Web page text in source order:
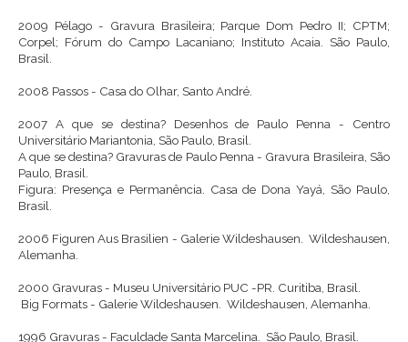
2009 Pélago - Gravura Brasileira; Parque Dom Pedro II; CPTM;
Corpel; Fórum do Campo Lacaniano; Instituto Acaia. São Paulo,
Brasil.
2008 Passos - Casa do Olhar, Santo André.
2007 A que se destina? Desenhos de Paulo Penna - Centro
Universitário Mariantonia, São Paulo, Brasil.
A que se destina? Gravuras de Paulo Penna - Gravura Brasileira, São
Paulo, Brasil.
Figura: Presença e Permanência. Casa de Dona Yayá, São Paulo,
Brasil.
2006 Figuren Aus Brasilien - Galerie Wildeshausen. Wildeshausen,
Alemanha.
2000 Gravuras - Museu Universitário PUC -PR. Curitiba, Brasil.
Big Formats - Galerie Wildeshausen. Wildeshausen, Alemanha.
1996 Gravuras - Faculdade Santa Marcelina. São Paulo, Brasil.